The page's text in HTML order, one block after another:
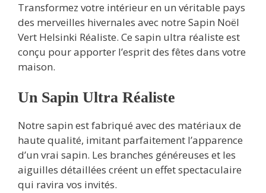
Transformez votre intérieur en un véritable pays
des merveilles hivernales avec notre Sapin Noël
Vert Helsinki Réaliste. Ce sapin ultra réaliste est
conçu pour apporter l’esprit des fêtes dans votre
maison.
Un Sapin Ultra Réaliste
Notre sapin est fabriqué avec des matériaux de
haute qualité, imitant parfaitement l’apparence
d’un vrai sapin. Les branches généreuses et les
aiguilles détaillées créent un effet spectaculaire
qui ravira vos invités.